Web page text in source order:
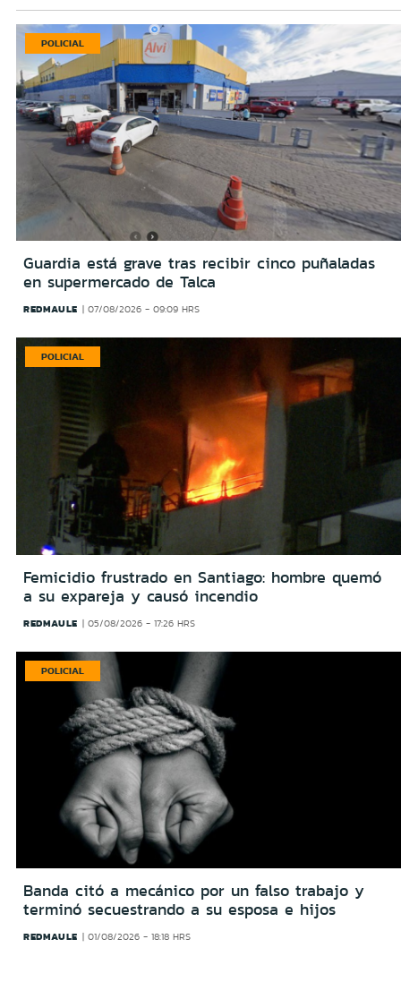
POLICIAL
Guardia está grave tras recibir cinco puñaladas
en supermercado de Talca
REDMAULE 07/08/2026 - 09:09 HRS
POLICIAL
Femicidio frustrado en Santiago: hombre quemó
a su expareja y causó incendio
REDMAULE 05/08/2026 - 17:26 HRS
POLICIAL
Banda citó a mecánico por un falso trabajo y
terminó secuestrando a su esposa e hijos
REDMAULE 01/08/2026 - 18:18 HRS